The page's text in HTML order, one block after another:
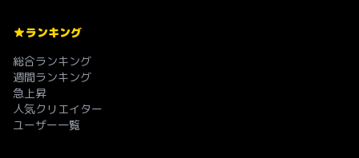
ランキング
総合ランキング
週間ランキング
急上昇
人気クリエイター
ユーザー一覧